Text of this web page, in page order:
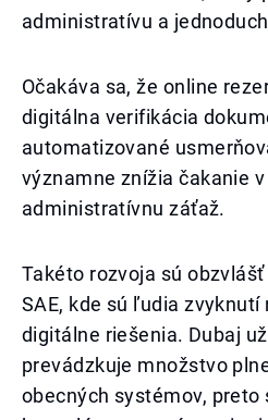
administratívu a
Očakáva sa, že online
digitálna verifikácia
automatizované
významne znížia čakanie v
administratívnu záťaž.
Takéto rozvoja sú
SAE, kde sú ľudia zvyknutí
digitálne riešenia. Dubaj
prevádzkuje množstvo
obecných systémov, preto